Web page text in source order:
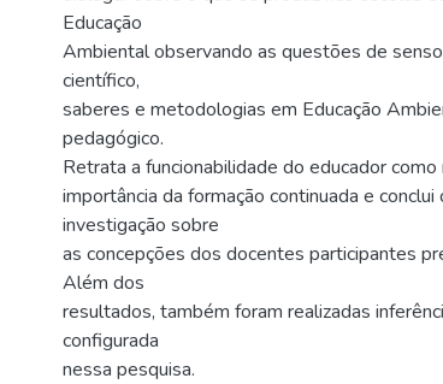
Educação
Ambiental observando as questões de
científico,
saberes e metodologias em Educação
pedagógico.
Retrata a funcionabilidade do educador
importância da formação continuada e
investigação sobre
as concepções dos docentes participantes
Além dos
resultados, também foram realizadas
configurada
nessa pesquisa.